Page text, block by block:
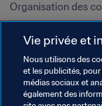
Organisation des
Développement
Droits de l'homme
la discrimination
Santé et médical
Initiatives en
Vie privée et
Nous utilisons des
et les publicités,
médias sociaux et
également des